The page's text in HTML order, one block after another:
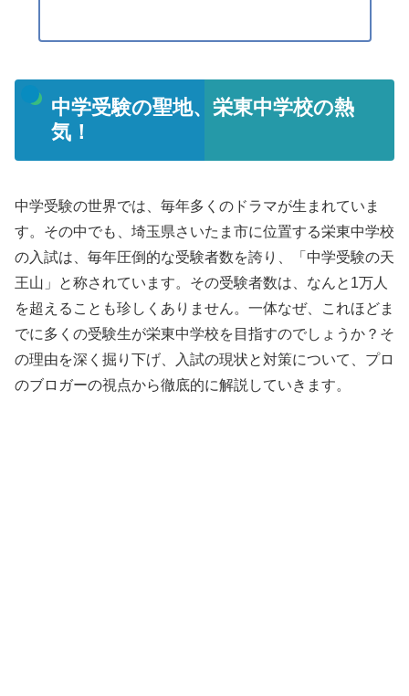
中学受験の聖地、栄東中学校の熱
気！
中学受験の世界では、毎年多くのドラマが生まれていま
す。その中でも、埼玉県さいたま市に位置する栄東中学校
の入試は、毎年圧倒的な受験者数を誇り、「中学受験の天
王山」と称されています。その受験者数は、なんと1万人
を超えることも珍しくありません。一体なぜ、これほどま
でに多くの受験生が栄東中学校を目指すのでしょうか？そ
の理由を深く掘り下げ、入試の現状と対策について、プロ
のブロガーの視点から徹底的に解説していきます。